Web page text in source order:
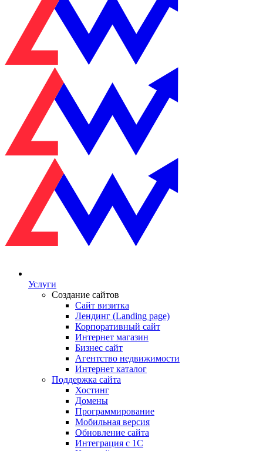
Услуги
Создание сайтов
Сайт визитка
Лендинг (Landing page)
Корпоративный сайт
Интернет магазин
Бизнес сайт
Агентство недвижимости
Интернет каталог
Поддержка сайта
Хостинг
Домены
Программирование
Мобильная версия
Обновление сайта
Интеграция с 1С